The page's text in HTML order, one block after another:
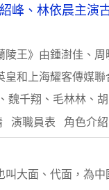
峰、林依晨主演
陵王》由鍾澍佳、
和上海耀客傳媒聯
魏千翔、毛林林、
演職員表 角色介
叫大面、代面，為